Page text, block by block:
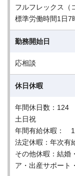
フルフレックス（
標準労働時間1日7
勤務開始日
応相談
休日休暇
年間休日数：124
土日祝
年間有給休暇：
法定休暇：年次有
その他休暇：結婚
ア・出産サポート